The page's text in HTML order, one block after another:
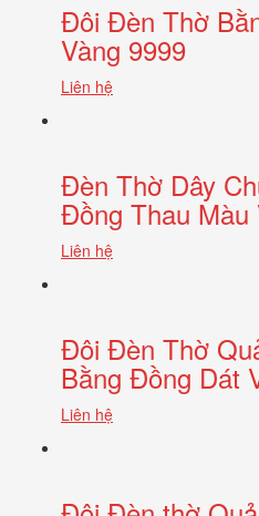
Đôi Đèn Thờ
Vàng 9999
Liên hệ
Đèn Thờ Dây
Đồng Thau Màu
Liên hệ
Đôi Đèn Thờ
Bằng Đồng Dát
Liên hệ